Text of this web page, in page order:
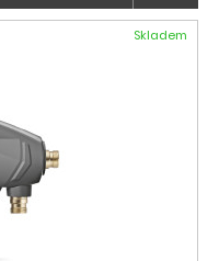
Skladem